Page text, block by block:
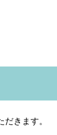
きます。